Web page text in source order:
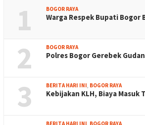
1 BOGOR RAYA
Warga Respek Bupati
2 BOGOR RAYA
Polres Bogor Gerebek
3 BERITA HARI INI, BOGOR RAYA
Kebijakan KLH, Biaya Masuk
BERITA HARI INI, BOGOR RAYA